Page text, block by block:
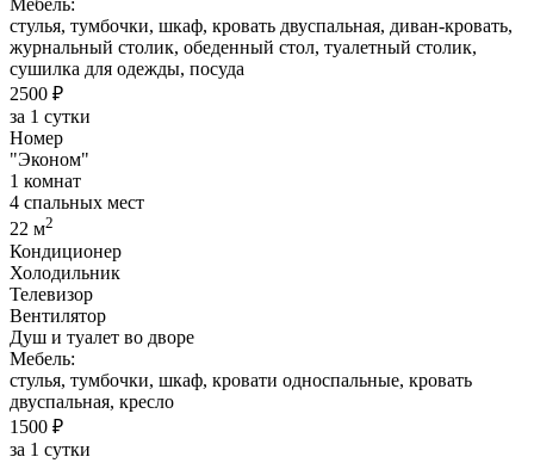
Мебель:
стулья, тумбочки, шкаф, кровать двуспальная, диван-кровать,
журнальный столик, обеденный стол, туалетный столик,
сушилка для одежды, посуда
2500 ₽
за 1 сутки
Номер
"Эконом"
1 комнат
4 спальных мест
22 м2
Кондиционер
Холодильник
Телевизор
Вентилятор
Душ и туалет во дворе
Мебель:
стулья, тумбочки, шкаф, кровати односпальные, кровать
двуспальная, кресло
1500 ₽
за 1 сутки